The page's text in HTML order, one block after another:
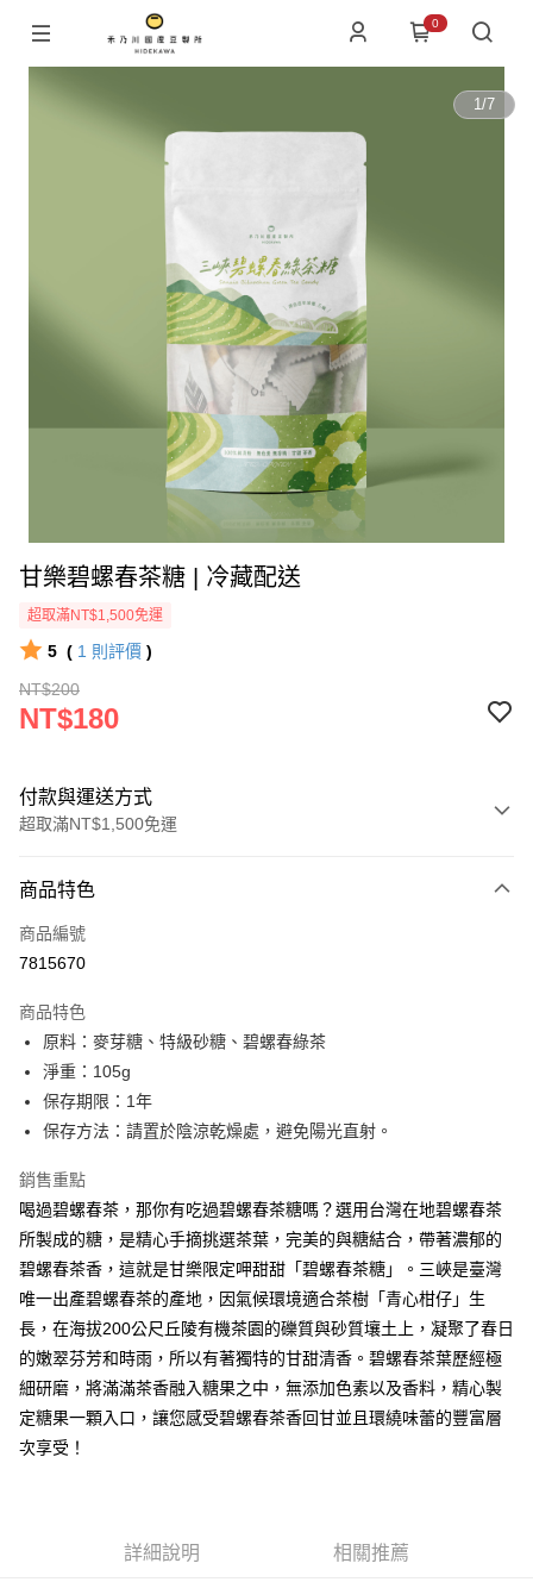
0
1/7
甘樂碧螺春茶糖 | 冷藏配送
超取滿NT$1,500免運
5 ( 1 則評價 )
NT$200
NT$180
付款與運送方式
超取滿NT$1,500免運
信用卡一次付款
LINE Pay
街口支付
ATM付款
運送方式
冷藏7-11取貨(快速到店)
每筆NT$225，滿NT$1,500(含以上)免運費
冷藏宅配
商品特色
商品編號
7815670
商品特色
原料：麥芽糖、特級砂糖、碧螺春綠茶
淨重：105g
保存期限：1年
保存方法：請置於陰涼乾燥處，避免陽光直射。
銷售重點
喝過碧螺春茶，那你有吃過碧螺春茶糖嗎？選用台灣在地碧螺春茶
所製成的糖，是精心手摘挑選茶葉，完美的與糖結合，帶著濃郁的
碧螺春茶香，這就是甘樂限定呷甜甜「碧螺春茶糖」。三峽是臺灣
唯一出產碧螺春茶的產地，因氣候環境適合茶樹「青心柑仔」生
長，在海拔200公尺丘陵有機茶園的礫質與砂質壤土上，凝聚了春日
的嫩翠芬芳和時雨，所以有著獨特的甘甜清香。碧螺春茶葉歷經極
細研磨，將滿滿茶香融入糖果之中，無添加色素以及香料，精心製
定糖果一顆入口，讓您感受碧螺春茶香回甘並且環繞味蕾的豐富層
次享受！
詳細說明 相關推薦